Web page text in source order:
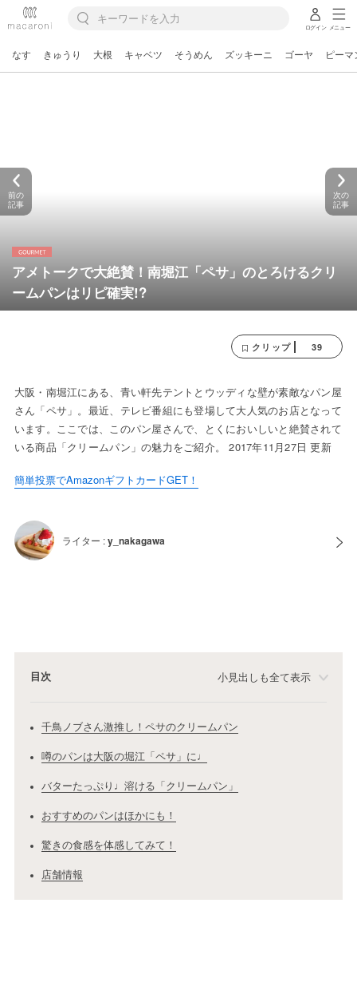
ログイン メニュー
なす きゅうり 大根 キャベツ そうめん ズッキーニ ゴーヤ ピーマ
アメトークで大絶賛！南堀江「ペサ」のとろけるクリ
ームパンはリピ確実!?
前の
記事
次の
記事
クリップ 39
大阪・南堀江にある、青い軒先テントとウッディな壁が素敵なパン屋
さん「ペサ」。最近、テレビ番組にも登場して大人気のお店となって
います。ここでは、このパン屋さんで、とくにおいしいと絶賛されて
いる商品「クリームパン」の魅力をご紹介。 2017年11月27日 更新
簡単投票でAmazonギフトカードGET！
ライター :y_nakagawa
目次 小見出しも全て表示
千鳥ノブさん激推し！ペサのクリームパン
噂のパンは大阪の堀江「ペサ」に♩
バターたっぷり♩溶ける「クリームパン」
おすすめのパンはほかにも！
驚きの食感を体感してみて！
店舗情報